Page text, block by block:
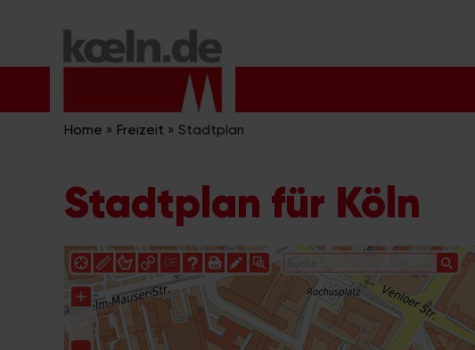
Inhalt
Home » Freizeit » Stadtplan
Stadtplan für Köln